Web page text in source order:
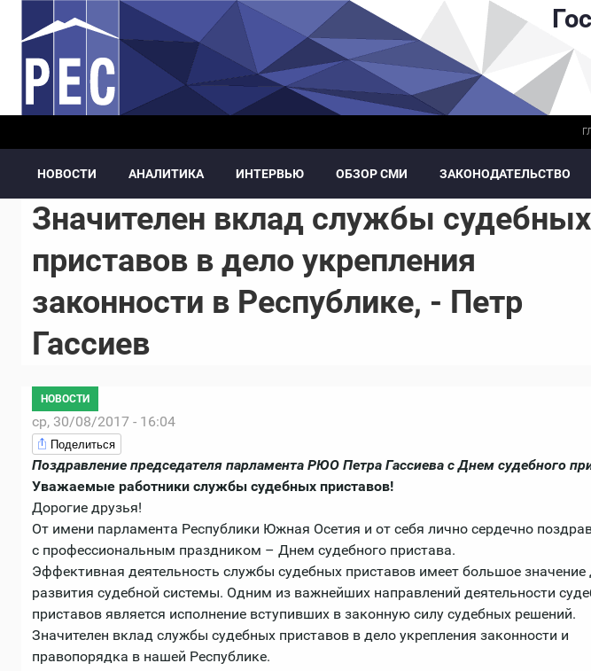
Перейти к основному содержанию
НОВОСТИ АНАЛИТИКА ИНТЕРВЬЮ ОБЗОР СМИ ЗАКОНОДАТЕЛЬСТВО
Значителен вклад службы судебных
приставов в дело укрепления
законности в Республике, - Петр
Гассиев
НОВОСТИ
ср, 30/08/2017 - 16:04
Поделиться
Поздравление председателя парламента РЮО Петра Гассиева с Днем судебного
Уважаемые работники службы судебных приставов!
Дорогие друзья!
От имени парламента Республики Южная Осетия и от себя лично сердечно
с профессиональным праздником – Днем судебного пристава.
Эффективная деятельность службы судебных приставов имеет большое значение
развития судебной системы. Одним из важнейших направлений деятельности
приставов является исполнение вступивших в законную силу судебных решений.
Значителен вклад службы судебных приставов в дело укрепления законности и
правопорядка в нашей Республике.